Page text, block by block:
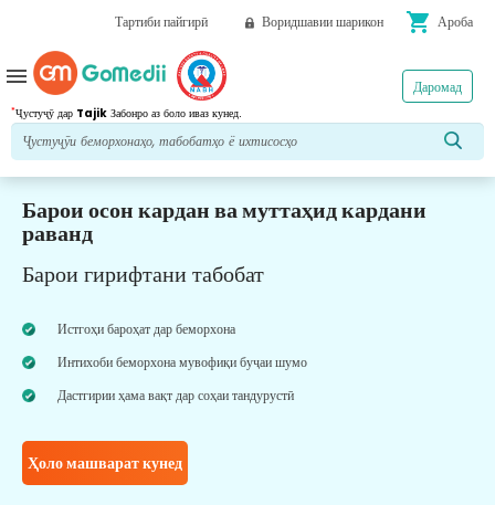
Тартиби пайгирӣ Воридшавии шарикон shopping_cart Ароба
*Ҷустуҷӯ дар Tajik Забонро аз боло иваз кунед.
Даромад
menu
Барои осон кардан ва муттаҳид кардани
раванд
Барои гирифтани табобат
Истгоҳи бароҳат дар беморхона
Интихоби беморхона мувофиқи буҷаи шумо
Дастгирии ҳама вақт дар соҳаи тандурустӣ
Ҳоло машварат кунед